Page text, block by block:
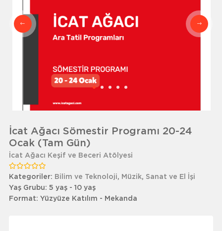
İcat Ağacı Sömestir Programı 20-24
Ocak (Tam Gün)
İcat Ağacı Keşif ve Beceri Atölyesi
Kategoriler: Bilim ve Teknoloji, Müzik, Sanat ve El İşi
Yaş Grubu: 5 yaş - 10 yaş
Format: Yüzyüze Katılım - Mekanda